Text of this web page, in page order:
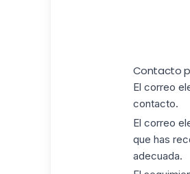
Contacto
El correo
contacto.
El correo
que has
adecuada.